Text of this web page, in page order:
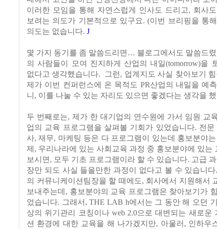
이러한 모임을 통해 자연스럽게 인사도 드리고, 회사
보려는 의도가 기본적으로 있구요. (이번 브리핑을 통
의도는 없습니다. J
몇 가지 동기를 좀 말씀드리면… 블로그에서도 말씀드
의 사람들이 모여 진지하게 산업의 내일(tomorrow)을
없다고 생각했습니다. 그런, 업계지도 사실 찾아보기
제가 이번 컨퍼런스에 온 목적도 PR산업의 내일을 예
니, 이를 나눌 수 있는 자리도 있으면 좋겠다는 생각을
두 번째로는, 제가 한 대기업의 연수원에 가서 임원 교
업의 교육 프로그램을 살펴볼 기회가 있었습니다. 전
사, 재무, 마케팅 등은 다 프로그램이 있는데 홍보분야
제, 우리나라에 있는 사회교육 과정 중 홍보분야에 있는
보시면, 모두 기초 프로그램이라 할 수 있습니다. 고급
장만 되도 사실 들을만한 과정이 없다고 볼 수 있습니
의 커뮤니케이션팀장을 할 때에도, 회사에서 지원해서
보내주는데, 홍보분야의 교육 프로그램은 찾아보기가
었습니다. 그래서, THE LAB h에서는 그 동안 해 오던
상의 위기관리 코칭이나 web 2.0으로 대변되는 새로운
션 환경에 대한 교육을 해 나가겠지만, 아울러, 인하우